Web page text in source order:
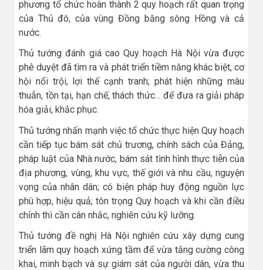
phương tổ chức hoàn thành 2 quy hoạch rất quan trọng
của Thủ đô, của vùng Đồng bằng sông Hồng và cả
nước.
Thủ tướng đánh giá cao Quy hoạch Hà Nội vừa được
phê duyệt đã tìm ra và phát triển tiềm năng khác biệt, cơ
hội nổi trội, lợi thế cạnh tranh; phát hiện những mâu
thuẫn, tồn tại, hạn chế, thách thức… để đưa ra giải pháp
hóa giải, khắc phục.
Thủ tướng nhấn mạnh việc tổ chức thực hiện Quy hoạch
cần tiếp tục bám sát chủ trương, chính sách của Đảng,
pháp luật của Nhà nước, bám sát tình hình thực tiễn của
địa phương, vùng, khu vực, thế giới và nhu cầu, nguyện
vọng của nhân dân; có biện pháp huy động nguồn lực
phù hợp, hiệu quả; tôn trọng Quy hoạch và khi cần điều
chỉnh thì cần cân nhắc, nghiên cứu kỹ lưỡng.
Thủ tướng đề nghị Hà Nội nghiên cứu xây dựng cung
triển lãm quy hoạch xứng tầm để vừa tăng cường công
khai, minh bạch và sự giám sát của người dân, vừa thu